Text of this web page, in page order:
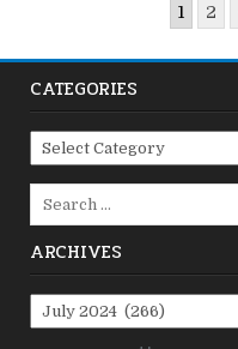
pagination
1 2
CATEGORIES
Categories
ARCHIVES
Archives